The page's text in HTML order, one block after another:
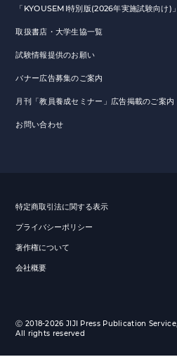
「KYOUSEMI特別版(2026年実施試験向け)
取扱書店・大学生協一覧
試験情報提供のお願い
バナー広告募集のご案内
月刊「教員養成セミナー」広告掲載のご案内
お問い合わせ
特定商取引法に関する表示
プライバシーポリシー
著作権について
会社概要
Ⓒ 2018-2026 JIJI Press Publication
All rights reserved